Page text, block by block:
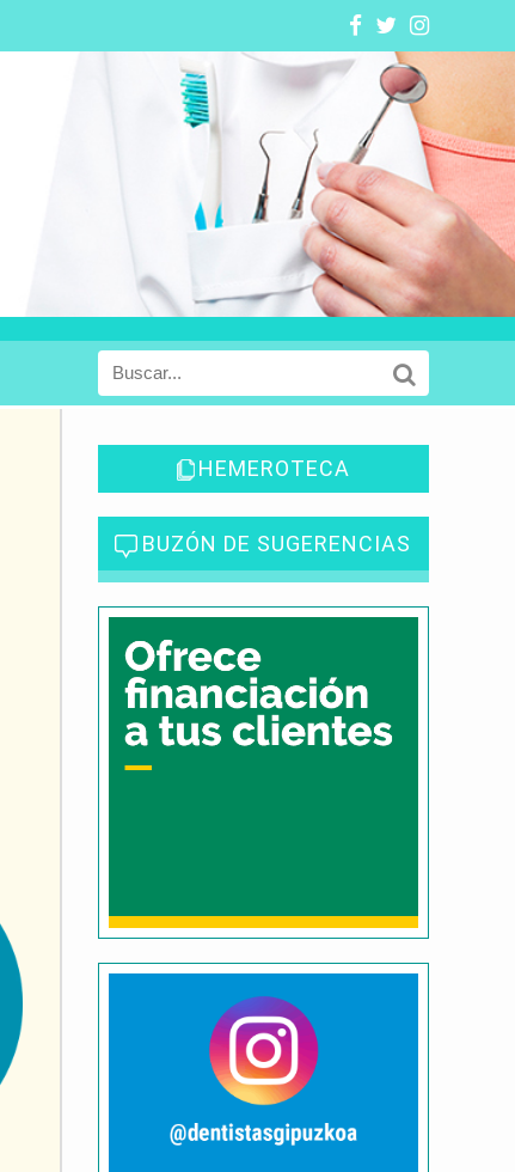
HEMEROTECA
BUZÓN DE SUGERENCIAS